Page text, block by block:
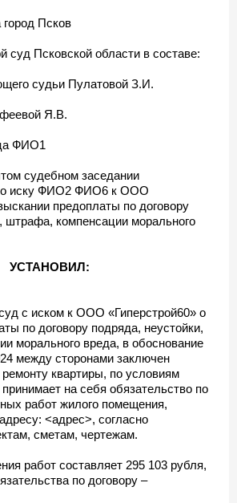
город Псков
суд Псковской области в составе:
судьи Пулатовой З.И.
Я.В.
ФИО1
судебном заседании
иску ФИО2 ФИО6 к ООО
предоплаты по договору
штрафа, компенсации морального
УСТАНОВИЛ:
с иском к ООО «Гиперстрой60» о
по договору подряда, неустойки,
морального вреда, в обоснование
между сторонами заключен
квартиры, по условиям
принимает на себя обязательство по
работ жилого помещения,
<адрес>, согласно
сметам, чертежам.
работ составляет 295 103 рубля,
по договору –